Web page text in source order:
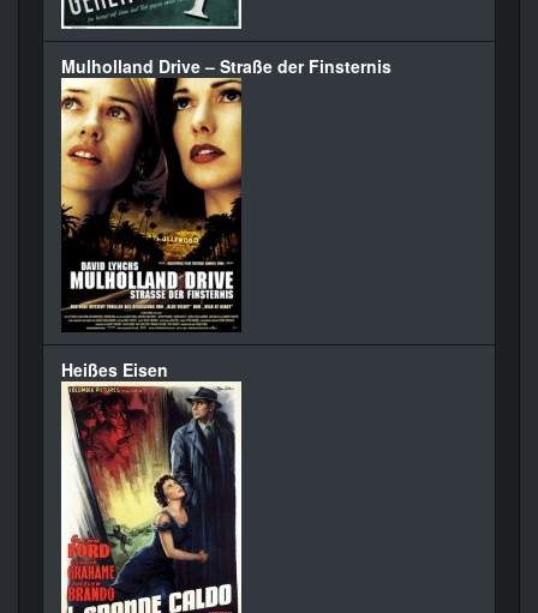
Mulholland Drive – Straße der Finsternis
Heißes Eisen